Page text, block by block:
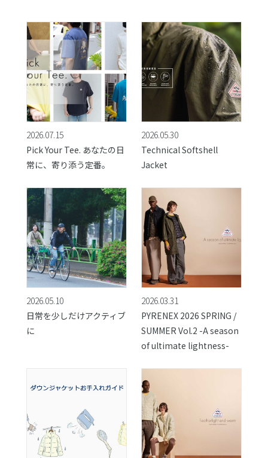
2026.07.15
Pick Your Tee. あなたの日
常に、寄り添う定番。
2026.05.30
Technical Softshell
Jacket
2026.05.10
日常を少しだけアクティブ
に
2026.03.31
PYRENEX 2026 SPRING /
SUMMER Vol.2 -A season
of ultimate lightness-